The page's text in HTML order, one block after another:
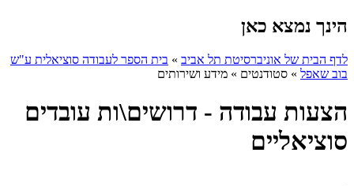
הינך נמצא כאן
לדף הבית של אוניברסיטת תל אביב » בית הספר לעבודה סוציאלית ע"ש
בוב שאפל » סטודנטים » מידע ושירותים
הצעות עבודה - דרושים\ות עובדים
סוציאליים